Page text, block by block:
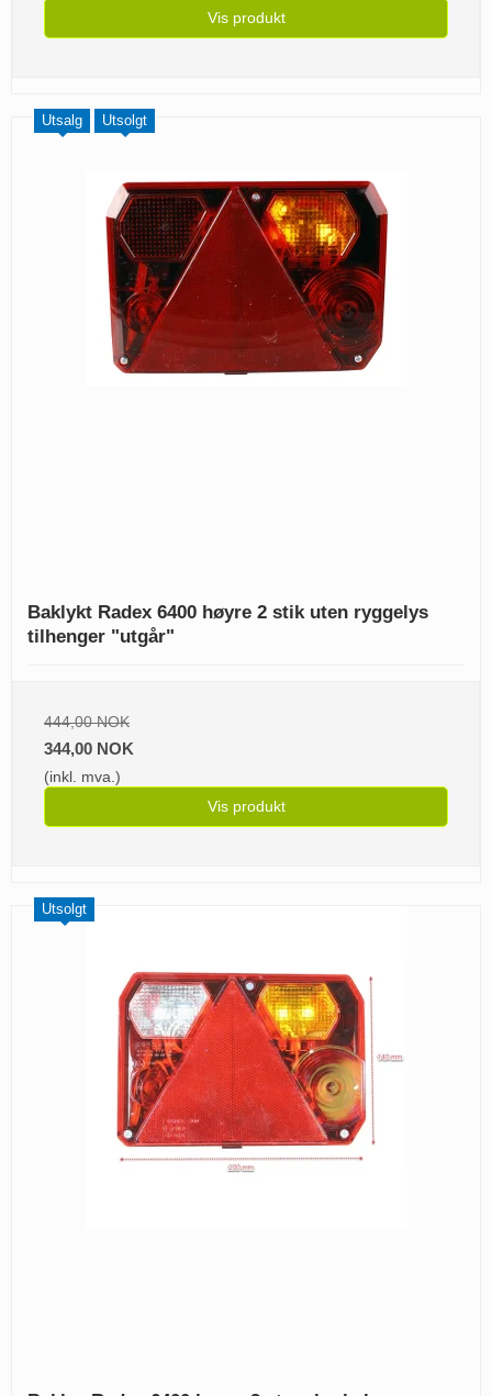
Vis produkt
Utsalg Utsolgt
Baklykt Radex 6400 høyre 2 stik uten ryggelys
tilhenger "utgår"
444,00 NOK
344,00 NOK
(inkl. mva.)
Vis produkt
Utsolgt